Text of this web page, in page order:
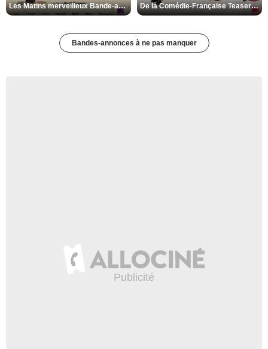
Les Matins merveilleux Bande-annonce VF De la Comédie-Française Teaser VF
Bandes-annonces à ne pas manquer